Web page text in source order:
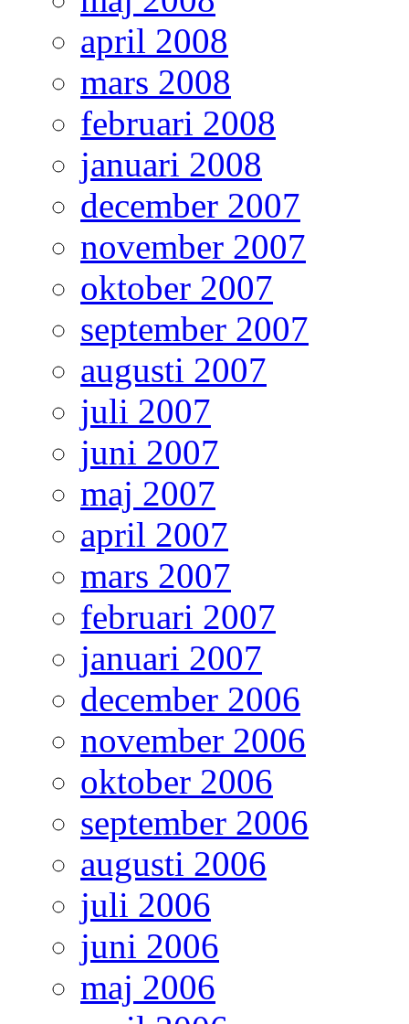
april 2008
mars 2008
februari 2008
januari 2008
december 2007
november 2007
oktober 2007
september 2007
augusti 2007
juli 2007
juni 2007
maj 2007
april 2007
mars 2007
februari 2007
januari 2007
december 2006
november 2006
oktober 2006
september 2006
augusti 2006
juli 2006
juni 2006
maj 2006